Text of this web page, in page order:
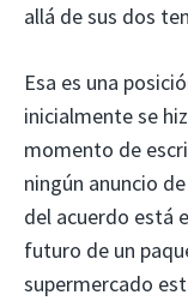
allá de sus dos
Esa es una
inicialmente se
momento de
ningún anuncio
del acuerdo está
futuro de un
supermercado